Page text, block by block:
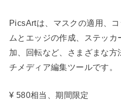
PicsArtは、マスクの適用、
ムとエッジの作成、ステッ
加、回転など、さまざまな
チメディア編集ツールです。
¥ 580相当、期間限定